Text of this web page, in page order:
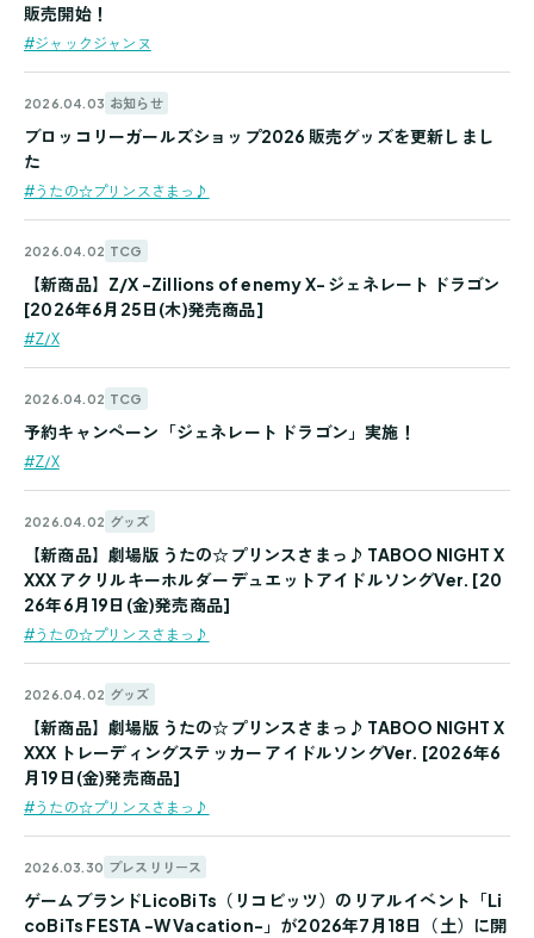
#ジャックジャンヌ
販売開始！
2026.04.03 お知らせ
#うたの☆プリンスさまっ♪
ブロッコリーガールズショップ2026 販売グッズを更新しまし
た
2026.04.02 TCG
#Z/X
【新商品】Z/X -Zillions of enemy X- ジェネレート ドラゴン
[2026年6月25日(木)発売商品]
2026.04.02 TCG
#Z/X
予約キャンペーン「ジェネレート ドラゴン」実施！
2026.04.02 グッズ
#うたの☆プリンスさまっ♪
【新商品】劇場版 うたの☆プリンスさまっ♪ TABOO NIGHT X
XXX アクリルキーホルダー デュエットアイドルソングVer. [20
26年6月19日(金)発売商品]
2026.04.02 グッズ
#うたの☆プリンスさまっ♪
【新商品】劇場版 うたの☆プリンスさまっ♪ TABOO NIGHT X
XXX トレーディングステッカー アイドルソングVer. [2026年6
月19日(金)発売商品]
2026.03.30 プレスリリース
ゲームブランドLicoBiTs（リコビッツ）のリアルイベント「Li
coBiTs FESTA -W Vacation-」が2026年7月18日（土）に開